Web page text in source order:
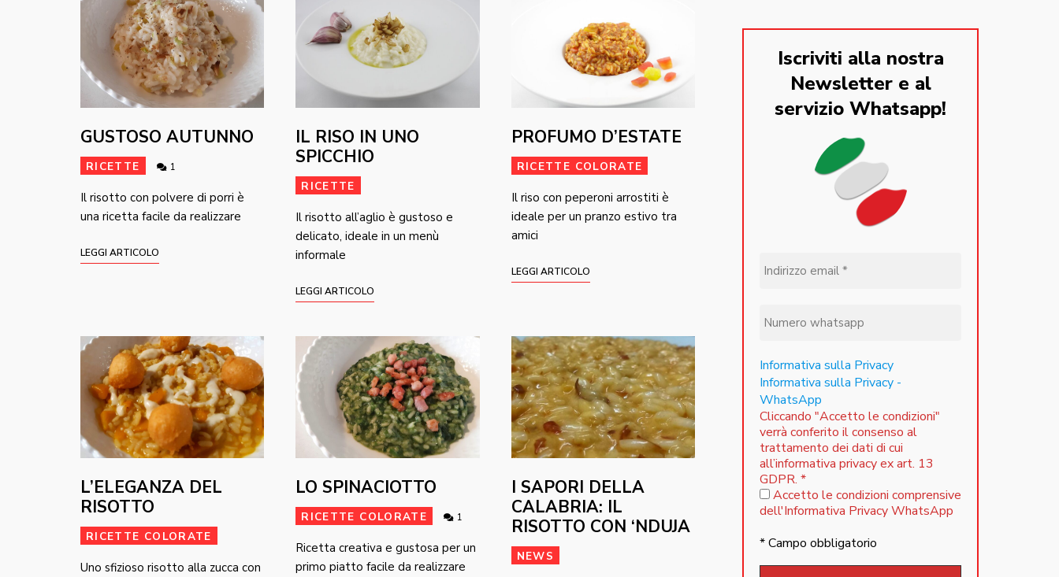
GUSTOSO AUTUNNO
RICETTE 1
Il risotto con polvere di porri è
una ricetta facile da realizzare
LEGGI ARTICOLO
IL RISO IN UNO
SPICCHIO
RICETTE
Il risotto all’aglio è gustoso e
delicato, ideale in un menù
informale
LEGGI ARTICOLO
PROFUMO D’ESTATE
RICETTE COLORATE
Il riso con peperoni arrostiti è
ideale per un pranzo estivo tra
amici
LEGGI ARTICOLO
L’ELEGANZA DEL
RISOTTO
RICETTE COLORATE
Uno sfizioso risotto alla zucca con
LO SPINACIOTTO
RICETTE COLORATE 1
Ricetta creativa e gustosa per un
primo piatto facile da realizzare
I SAPORI DELLA
CALABRIA: IL
RISOTTO CON ‘NDUJA
NEWS
Iscriviti alla nostra
Newsletter e al
servizio Whatsapp!
Informativa sulla Privacy
Informativa sulla Privacy -
WhatsApp
Cliccando "Accetto le condizioni"
verrà conferito il consenso al
trattamento dei dati di cui
all’informativa privacy ex art. 13
GDPR. *
Accetto le condizioni comprensive
dell'Informativa Privacy WhatsApp
* Campo obbligatorio